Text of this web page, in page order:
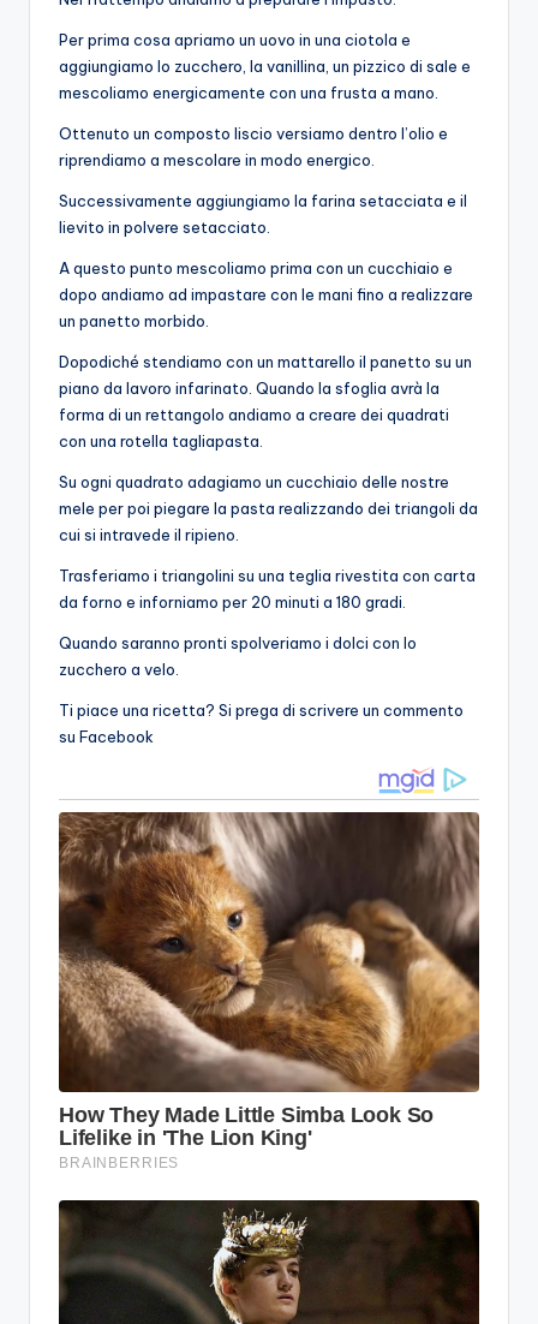
Per prima cosa apriamo un uovo in una ciotola e
aggiungiamo lo zucchero, la vanillina, un pizzico di sale e
mescoliamo energicamente con una frusta a mano.
Ottenuto un composto liscio versiamo dentro l’olio e
riprendiamo a mescolare in modo energico.
Successivamente aggiungiamo la farina setacciata e il
lievito in polvere setacciato.
A questo punto mescoliamo prima con un cucchiaio e
dopo andiamo ad impastare con le mani fino a realizzare
un panetto morbido.
Dopodiché stendiamo con un mattarello il panetto su un
piano da lavoro infarinato. Quando la sfoglia avrà la
forma di un rettangolo andiamo a creare dei quadrati
con una rotella tagliapasta.
Su ogni quadrato adagiamo un cucchiaio delle nostre
mele per poi piegare la pasta realizzando dei triangoli da
cui si intravede il ripieno.
Trasferiamo i triangolini su una teglia rivestita con carta
da forno e inforniamo per 20 minuti a 180 gradi.
Quando saranno pronti spolveriamo i dolci con lo
zucchero a velo.
Ti piace una ricetta? Si prega di scrivere un commento
su Facebook